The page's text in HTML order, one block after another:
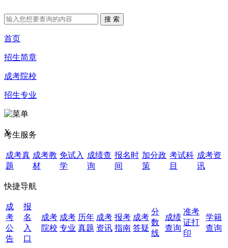
首页
招生简章
成考院校
招生专业
X
考生服务
成考真
题
成考教
材
免试入
学
成绩查
询
报名时
间
加分政
策
考试科
目
成考资
讯
快捷导航
成
考
公
告
报
名
入
口
成考
院校
成考
专业
历年
真题
成考
资讯
报考
指南
成考
答疑
分
数
线
成绩
查询
准考
证打
印
学籍
查询